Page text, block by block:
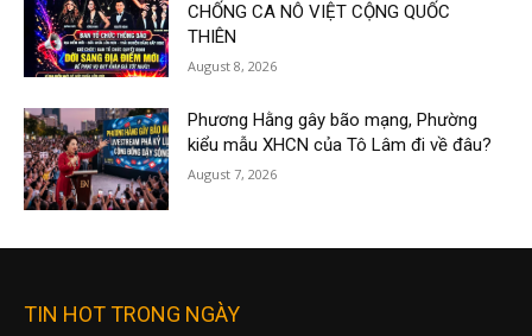
CHỐNG CA NÔ VIỆT CỘNG QUỐC
THIÊN
August 8, 2026
Phương Hằng gây bão mạng, Phường
kiểu mẫu XHCN của Tô Lâm đi về đâu?
August 7, 2026
TIN HOT TRONG NGÀY